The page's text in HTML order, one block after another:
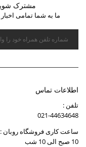
مشترک شوید
ما به شما تمامی
اطلاعات تماس
تلفن :
021-44634648
ساعت کاری فروشگاه روبان :
10 صبح الی 10 شب